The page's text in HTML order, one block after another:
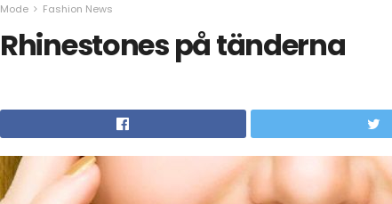
Mode Fashion News
Rhinestones på tänderna